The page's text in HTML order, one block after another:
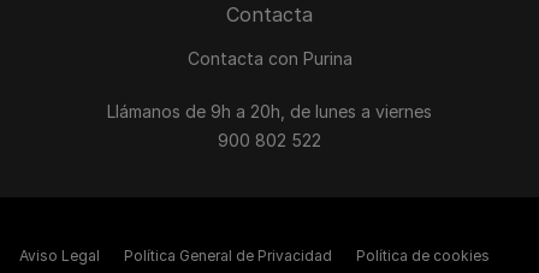
Contacta
Contacta con Purina
Llámanos de 9h a 20h, de lunes a viernes
900 802 522
Aviso Legal Política General de Privacidad Política de cookies